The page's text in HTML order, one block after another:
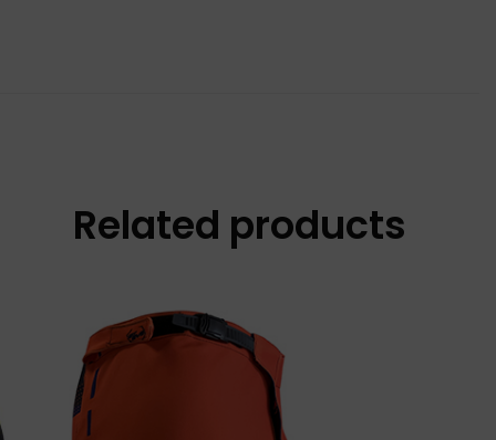
Related products